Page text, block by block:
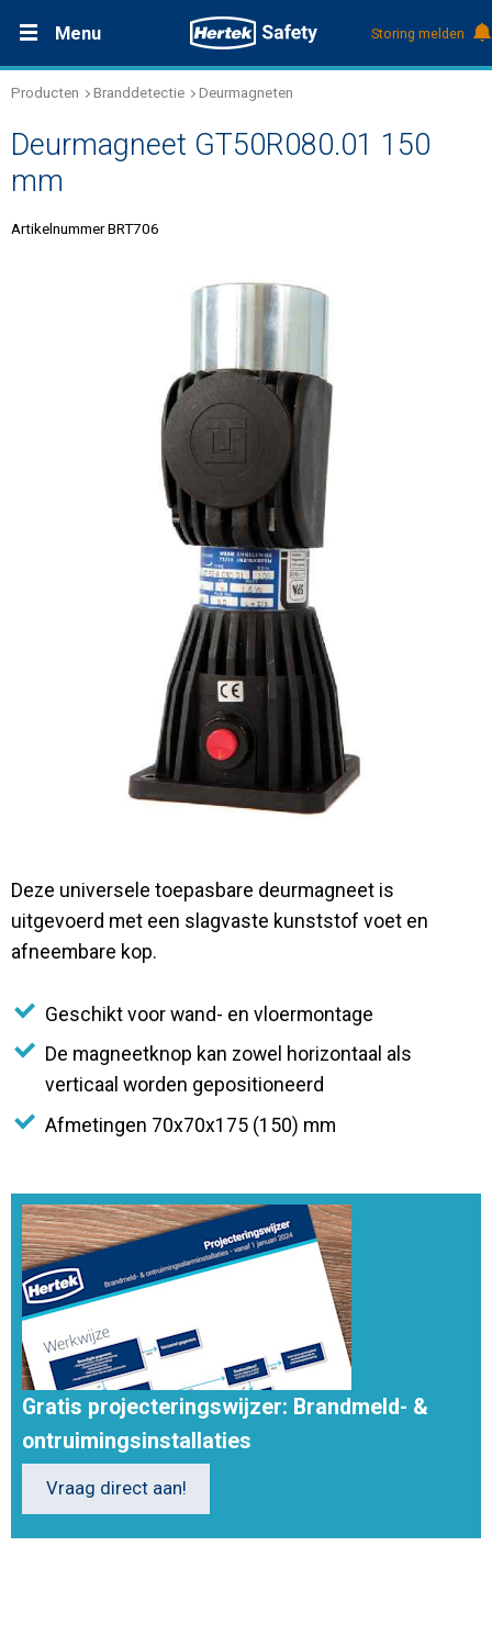
Menu
Oplossingen
Producten
Service & Onderhoud
Storing melden
Productdocumentatie (DMS)
+31 (0)495 584111
Producten Branddetectie Deurmagneten
Deurmagneet GT50R080.01 150
mm
Artikelnummer BRT706
Deze universele toepasbare deurmagneet is
uitgevoerd met een slagvaste kunststof voet en
afneembare kop.
Geschikt voor wand- en vloermontage
De magneetknop kan zowel horizontaal als
verticaal worden gepositioneerd
Afmetingen 70x70x175 (150) mm
Gratis projecteringswijzer: Brandmeld- &
ontruimingsinstallaties
Vraag direct aan!